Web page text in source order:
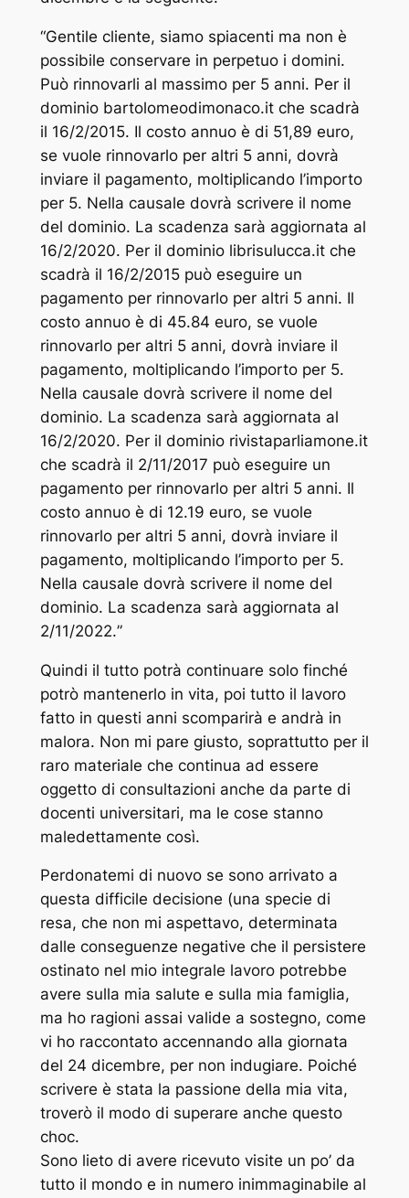
“Gentile cliente, siamo spiacenti ma non è
possibile conservare in perpetuo i domini.
Può rinnovarli al massimo per 5 anni. Per il
dominio bartolomeodimonaco.it che scadrà
il 16/2/2015. Il costo annuo è di 51,89 euro,
se vuole rinnovarlo per altri 5 anni, dovrà
inviare il pagamento, moltiplicando l’importo
per 5. Nella causale dovrà scrivere il nome
del dominio. La scadenza sarà aggiornata al
16/2/2020. Per il dominio librisulucca.it che
scadrà il 16/2/2015 può eseguire un
pagamento per rinnovarlo per altri 5 anni. Il
costo annuo è di 45.84 euro, se vuole
rinnovarlo per altri 5 anni, dovrà inviare il
pagamento, moltiplicando l’importo per 5.
Nella causale dovrà scrivere il nome del
dominio. La scadenza sarà aggiornata al
16/2/2020. Per il dominio rivistaparliamone.it
che scadrà il 2/11/2017 può eseguire un
pagamento per rinnovarlo per altri 5 anni. Il
costo annuo è di 12.19 euro, se vuole
rinnovarlo per altri 5 anni, dovrà inviare il
pagamento, moltiplicando l’importo per 5.
Nella causale dovrà scrivere il nome del
dominio. La scadenza sarà aggiornata al
2/11/2022.”
Quindi il tutto potrà continuare solo finché
potrò mantenerlo in vita, poi tutto il lavoro
fatto in questi anni scomparirà e andrà in
malora. Non mi pare giusto, soprattutto per il
raro materiale che continua ad essere
oggetto di consultazioni anche da parte di
docenti universitari, ma le cose stanno
maledettamente così.
Perdonatemi di nuovo se sono arrivato a
questa difficile decisione (una specie di
resa, che non mi aspettavo, determinata
dalle conseguenze negative che il persistere
ostinato nel mio integrale lavoro potrebbe
avere sulla mia salute e sulla mia famiglia,
ma ho ragioni assai valide a sostegno, come
vi ho raccontato accennando alla giornata
del 24 dicembre, per non indugiare. Poiché
scrivere è stata la passione della mia vita,
troverò il modo di superare anche questo
choc.
Sono lieto di avere ricevuto visite un po’ da
tutto il mondo e in numero inimmaginabile al